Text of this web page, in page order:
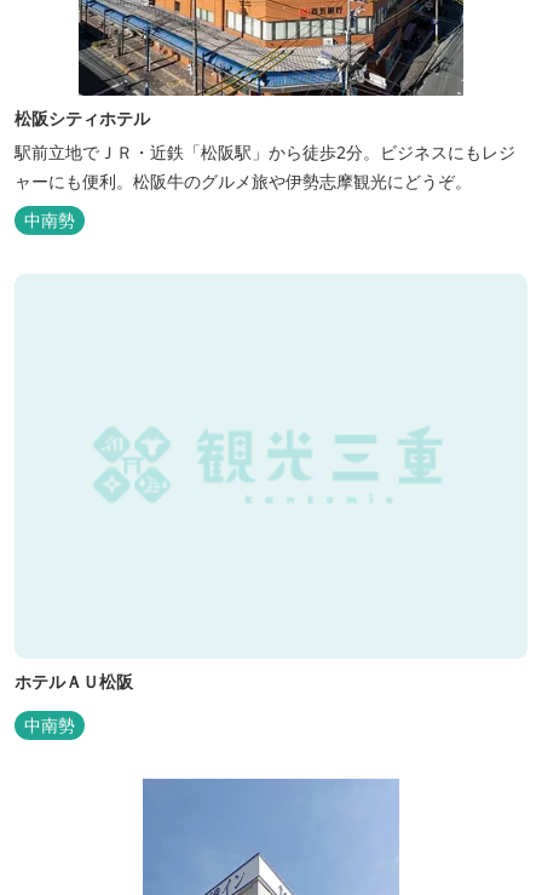
松阪シティホテル
駅前立地でＪＲ・近鉄「松阪駅」から徒歩2分。ビジネスにもレジ
ャーにも便利。松阪牛のグルメ旅や伊勢志摩観光にどうぞ。
中南勢
ホテルＡＵ松阪
中南勢